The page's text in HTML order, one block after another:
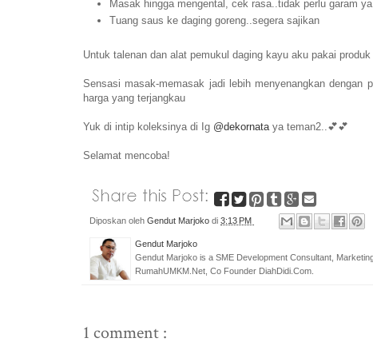
Masak hingga mengental, cek rasa..tidak perlu garam
Tuang saus ke daging goreng..segera sajikan
Untuk talenan dan alat pemukul daging kayu aku pakai produk
Sensasi masak-memasak jadi lebih menyenangkan
harga yang terjangkau
Yuk di intip koleksinya di Ig @dekornata ya teman2..💕💕
Selamat mencoba!
Diposkan oleh Gendut Marjoko di 3:13 PM
Gendut Marjoko
Gendut Marjoko is a SME Development Consultant,
RumahUMKM.Net, Co Founder DiahDidi.Com.
1 comment :